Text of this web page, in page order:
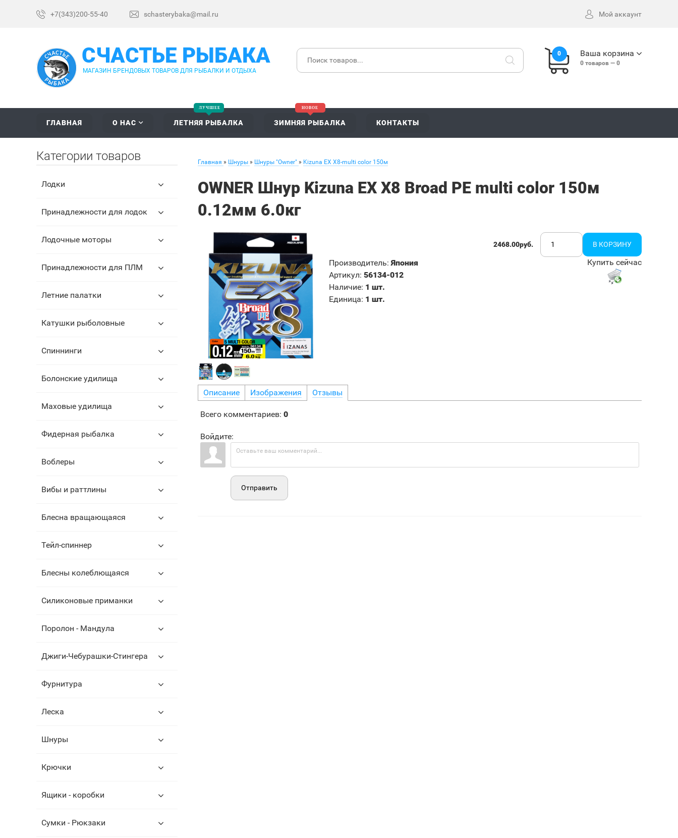
+7(343)200-55-40 schasterybaka@mail.ru Мой аккаунт
СЧАСТЬЕ РЫБАКА
МАГАЗИН БРЕНДОВЫХ ТОВАРОВ ДЛЯ РЫБАЛКИ И ОТДЫХА
0 Ваша корзина
0 товаров — 0
ГЛАВНАЯ О НАС ЛЕТНЯЯ РЫБАЛКА ЗИМНЯЯ РЫБАЛКА КОНТАКТЫ
Главная » Шнуры » Шнуры "Owner" » Kizuna EX X8-multi color 150м
OWNER Шнур Kizuna EX X8 Broad PE multi color 150м
0.12мм 6.0кг
2468.00руб.
Производитель: Япония
Артикул: 56134-012
Наличие: 1 шт.
Единица: 1 шт.
Купить сейчас
Описание Изображения Отзывы
Всего комментариев: 0
Войдите:
Отправить
Категории товаров
Лодки
Принадлежности для лодок
Лодочные моторы
Принадлежности для ПЛМ
Летние палатки
Катушки рыболовные
Спиннинги
Болонские удилища
Маховые удилища
Фидерная рыбалка
Воблеры
Вибы и раттлины
Блесна вращающаяся
Тейл-спиннер
Блесны колеблющаяся
Силиконовые приманки
Поролон - Мандула
Джиги-Чебурашки-Стингера
Фурнитура
Леска
Шнуры
Крючки
Ящики - коробки
Сумки - Рюкзаки